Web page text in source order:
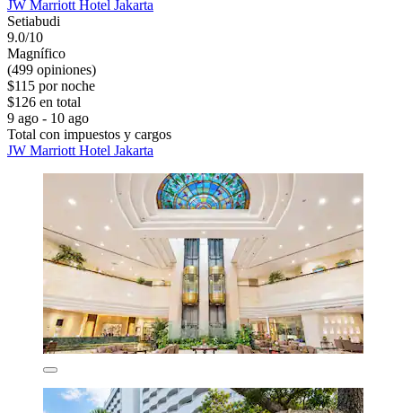
JW Marriott Hotel Jakarta
Setiabudi
9.0/10
Magnífico
(499 opiniones)
$115 por noche
$126 en total
9 ago - 10 ago
Total con impuestos y cargos
JW Marriott Hotel Jakarta